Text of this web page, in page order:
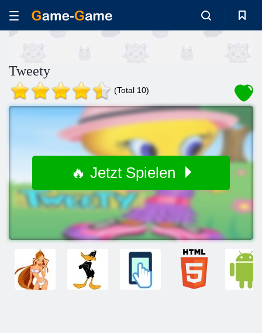
Tweety
(Total 10)
🔥 Jetzt Spielen